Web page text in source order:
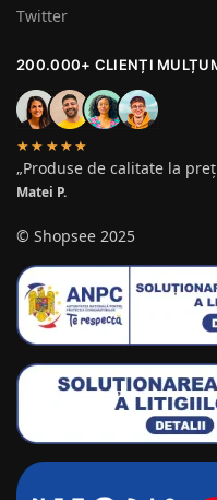
Twitter
200.000+ CLIENȚI
★★★★★
„Produse de calitate la
Matei P.
© Shopsee 2025